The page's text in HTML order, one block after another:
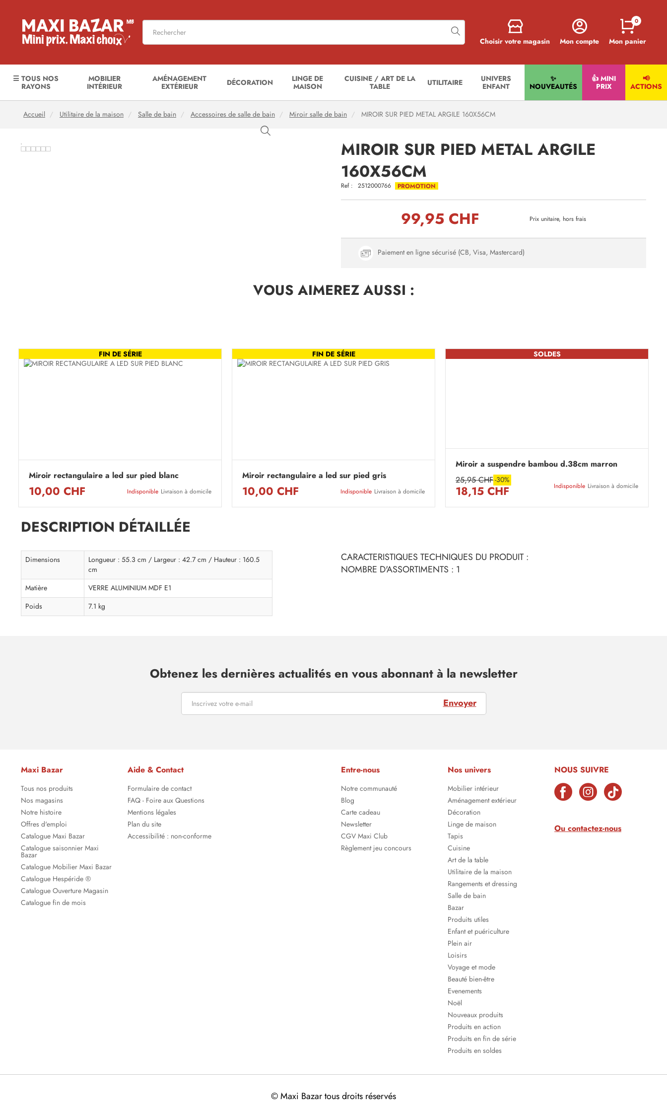
Choisir votre magasin Mon compte Mon panier
0
☰ TOUS NOS
RAYONS
MOBILIER
INTÉRIEUR
AMÉNAGEMENT
EXTÉRIEUR
DÉCORATION
LINGE DE
MAISON
CUISINE / ART DE LA
TABLE
UTILITAIRE
UNIVERS
ENFANT
✨
NOUVEAUTÉS
👍 MINI
PRIX
📢
ACTIONS
Accueil Utilitaire de la maison Salle de bain Accessoires de salle de bain Miroir salle de bain MIROIR SUR PIED METAL ARGILE 160X56CM
MIROIR SUR PIED METAL ARGILE
160X56CM
Ref : 2512000766 PROMOTION
99,95 CHF Prix unitaire, hors frais
Paiement en ligne sécurisé (CB, Visa, Mastercard)
VOUS AIMEREZAUSSI :
FIN DE SÉRIE
Miroir rectangulaire a led sur pied blanc
10,00 CHF Indisponible Livraison à domicile
FIN DE SÉRIE
Miroir rectangulaire a led sur pied gris
10,00 CHF Indisponible Livraison à domicile
SOLDES
Miroir a suspendre bambou d.38cm marron
25,95 CHF-30%
18,15 CHF Indisponible Livraison à domicile
DESCRIPTION DÉTAILLÉE
Dimensions
Longueur : 55.3 cm / Largeur : 42.7 cm / Hauteur : 160.5
cm
Matière
VERRE ALUMINIUM MDF E1
Poids
7.1 kg
CARACTERISTIQUES TECHNIQUES DU PRODUIT :
NOMBRE D'ASSORTIMENTS : 1
Obtenez les dernières actualités en vous abonnant à la newsletter
Envoyer
Maxi Bazar
Tous nos produits
Nos magasins
Notre histoire
Offres d'emploi
Catalogue Maxi Bazar
Catalogue saisonnier Maxi
Bazar
Catalogue Mobilier Maxi Bazar
Catalogue Hespéride ®
Catalogue Ouverture Magasin
Catalogue fin de mois
Aide & Contact
Formulaire de contact
FAQ - Foire aux Questions
Mentions légales
Plan du site
Accessibilité : non-conforme
Entre-nous
Notre communauté
Blog
Carte cadeau
Newsletter
CGV Maxi Club
Règlement jeu concours
Nos univers
Mobilier intérieur
Aménagement extérieur
Décoration
Linge de maison
Tapis
Cuisine
Art de la table
Utilitaire de la maison
Rangements et dressing
Salle de bain
Bazar
Produits utiles
Enfant et puériculture
Plein air
Loisirs
Voyage et mode
Beauté bien-être
Evenements
Noël
Nouveaux produits
Produits en action
Produits en fin de série
Produits en soldes
NOUS SUIVRE
Ou contactez-nous
© Maxi Bazar tous droits réservés